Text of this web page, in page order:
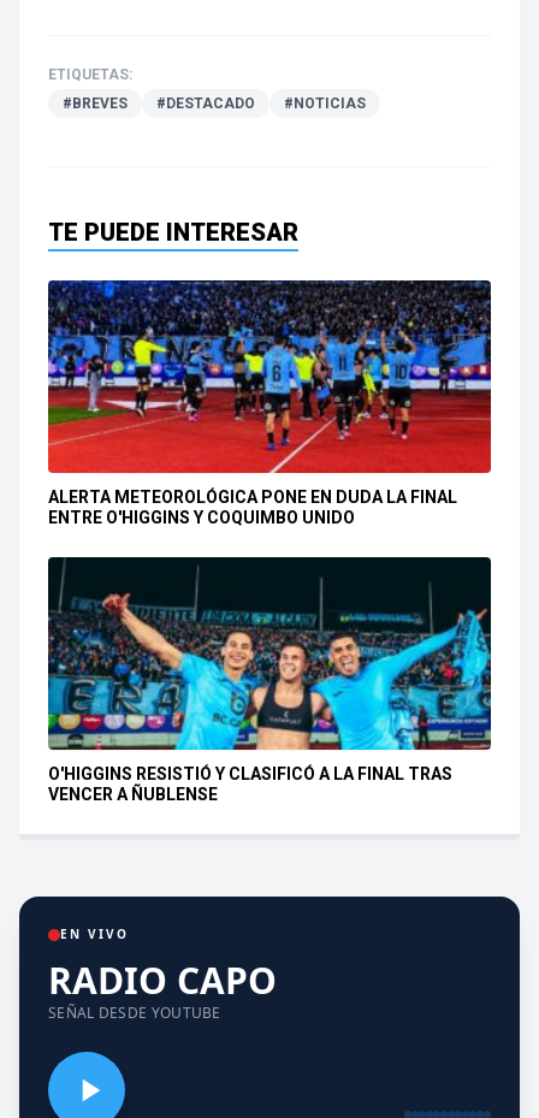
ETIQUETAS:
#BREVES
#DESTACADO #NOTICIAS
TE PUEDE INTERESAR
ALERTA METEOROLÓGICA PONE EN DUDA LA FINAL
ENTRE O'HIGGINS Y COQUIMBO UNIDO
O'HIGGINS RESISTIÓ Y CLASIFICÓ A LA FINAL TRAS
VENCER A ÑUBLENSE
EN VIVO
RADIO CAPO
SEÑAL DESDE YOUTUBE